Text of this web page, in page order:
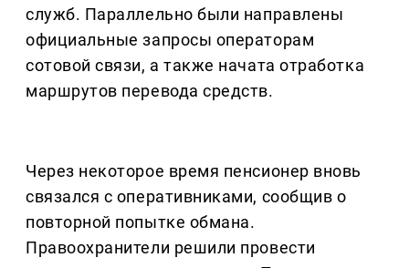
служб. Параллельно были направлены
официальные запросы операторам
сотовой связи, а также начата отработка
маршрутов перевода средств.
Через некоторое время пенсионер вновь
связался с оперативниками, сообщив о
повторной попытке обмана.
Правоохранители решили провести